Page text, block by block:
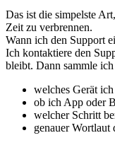
Das ist die simpelste
Zeit zu verbrennen.
Wann ich den Support
Ich kontaktiere den
bleibt. Dann sammle
welches Gerät
ob ich App oder
welcher Schritt
genauer Wortlaut